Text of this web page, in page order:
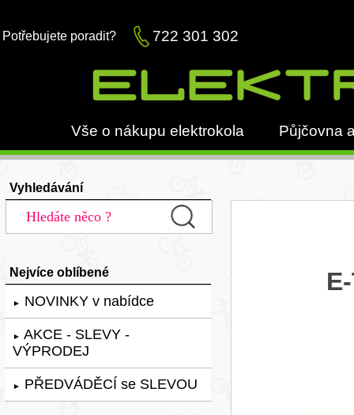
Potřebujete poradit? 722 301 302
Vše o nákupu elektrokola Půjčovna
Vyhledávání
Nejvíce oblíbené
► NOVINKY v nabídce
► AKCE - SLEVY -
VÝPRODEJ
► PŘEDVÁDĚCÍ se SLEVOU